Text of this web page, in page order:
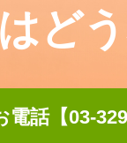
ど
話【03-